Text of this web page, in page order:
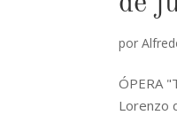
por
ÓPERA
Lorenzo